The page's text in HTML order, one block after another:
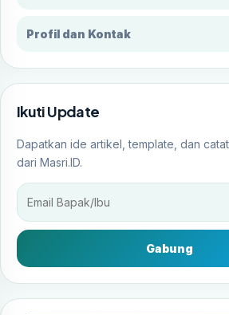
Profil dan Kontak
Ikuti Update
Dapatkan ide artikel, template, dan
dari Masri.ID.
Gabung